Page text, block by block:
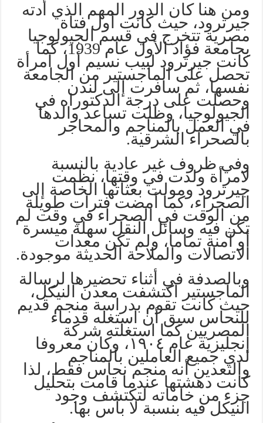
ومن هنا كان الدور المهم الذي أدته
جيرترود، حيث كانت أول فتاة
مصرية تتخرج في قسم الجيولوجيا
بجامعة فؤاد الأول عام 1939، كما
كانت جيرترود لبيب نسيم أول امرأة
تحصل على الماجستير من الجامعة
نفسها، ثم سافرت إلى لندن
وحصلت على درجة الدكتوراه في
الجيولوجيا، وظلت تساعد والدها
في العمل بالمناجم والمحاجر
بالصحراء الشرقية.
وفي ظروف غير عادية بالنسبة
لامرأة ولدت في وقتها، نظمت
جيرترود ومولت بعثاتها الخاصة إلى
الصحراء، كما أمضت فترات طويلة
من الوقت في الصحراء في وقت لم
تكن فيه وسائل النقل سهلة ميسرة
أو آمنة تماما، ولم تكن معدات
الاتصالات والملاحة الحديثة موجودة.
وبالصدفة في أثناء تحضيرها لرسالة
الماجستير اكتشفت معدن النيكل،
حيث كانت تقوم بدراسة منجم قديم
للنحاس سبق أن استغله قدماء
المصريين كما استغلته شركة
إنجليزية عام ١٩٠٤، وكان معروفا
لدي جميع العاملين بالمناجم
والتعدين أنه منجم نحاس فقط، لذا
كانت دهشتها عندما قامت بتحليل
جزء من خاماته لتكتشف وجود
النيكل فيه بنسبة لا بأس بها.